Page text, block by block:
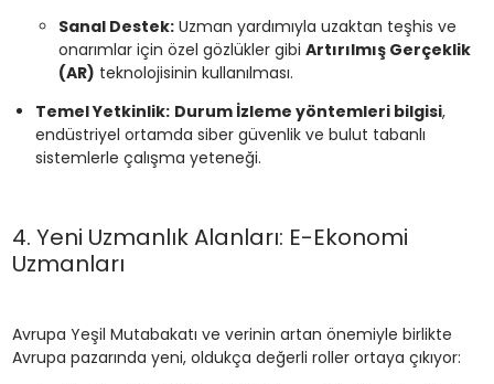
Sanal Destek:Uzman yardımıyla uzaktan teşhis ve
onarımlar için özel gözlükler gibi Artırılmış Gerçeklik
(AR) teknolojisinin kullanılması.
Temel Yetkinlik: Durum İzleme yöntemleri bilgisi,
endüstriyel ortamda siber güvenlik ve bulut tabanlı
sistemlerle çalışma yeteneği.
4. Yeni Uzmanlık Alanları: E-Ekonomi
Uzmanları
Avrupa Yeşil Mutabakatı ve verinin artan önemiyle birlikte
Avrupa pazarında yeni, oldukça değerli roller ortaya çıkıyor: